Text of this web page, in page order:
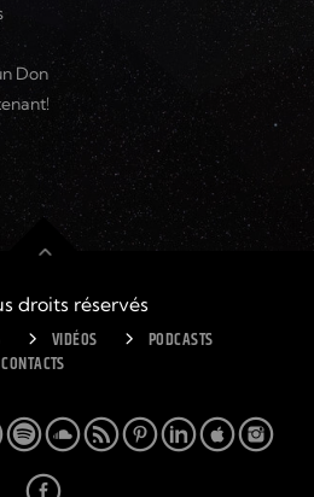
Don
droits réservés
VIDÉOS
PODCASTS
CONTACTS